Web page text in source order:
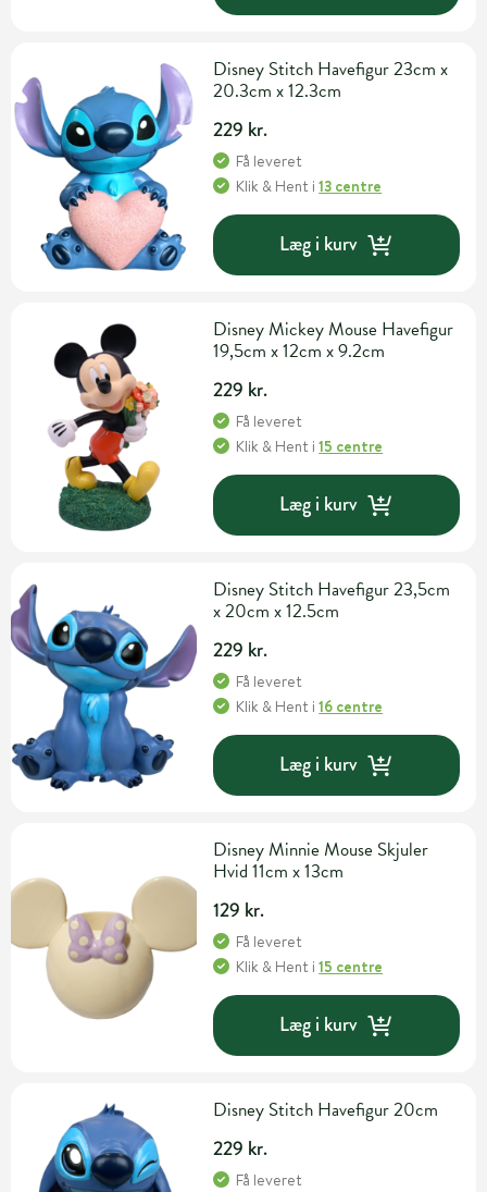
Disney Stitch Havefigur 23cm x
20.3cm x 12.3cm
229 kr.
Få leveret
Klik & Hent i13 centre
Læg i kurv
Disney Mickey Mouse Havefigur
19,5cm x 12cm x 9.2cm
229 kr.
Få leveret
Klik & Hent i15 centre
Læg i kurv
Disney Stitch Havefigur 23,5cm
x 20cm x 12.5cm
229 kr.
Få leveret
Klik & Hent i16 centre
Læg i kurv
Disney Minnie Mouse Skjuler
Hvid 11cm x 13cm
129 kr.
Få leveret
Klik & Hent i15 centre
Læg i kurv
Disney Stitch Havefigur 20cm
229 kr.
Få leveret